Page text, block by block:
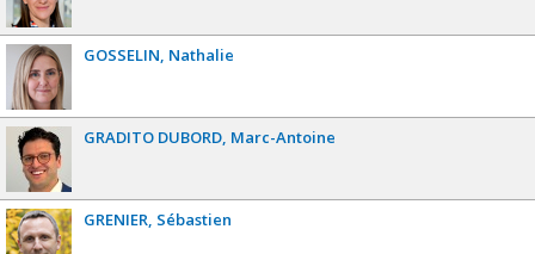
GOSSELIN Nathalie
GRADITO DUBORD Marc-Antoine
GRENIER Sébastien